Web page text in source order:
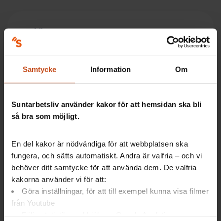
Samtycke Information Om
Suntarbetsliv använder kakor för att hemsidan ska bli
så bra som möjligt.
En del kakor är nödvändiga för att webbplatsen ska
fungera, och sätts automatiskt. Andra är valfria – och vi
behöver ditt samtycke för att använda dem. De valfria
kakorna använder vi för att:
Göra inställningar, för att till exempel kunna visa filmer
från Youtube
Läs mer
positivt av belysning som följer dygnets ljusväxlingar
i färgtemperatur och intensitet. Läs vårartikel om
svensk forskning rörande dagsljusets påverkan på
arbetsplatsen.
Dygnsrytmljus – så funkar det
Efter­liknar det naturliga ljuset utom­hus genom
att skifta intensitet och färg­temperatur under